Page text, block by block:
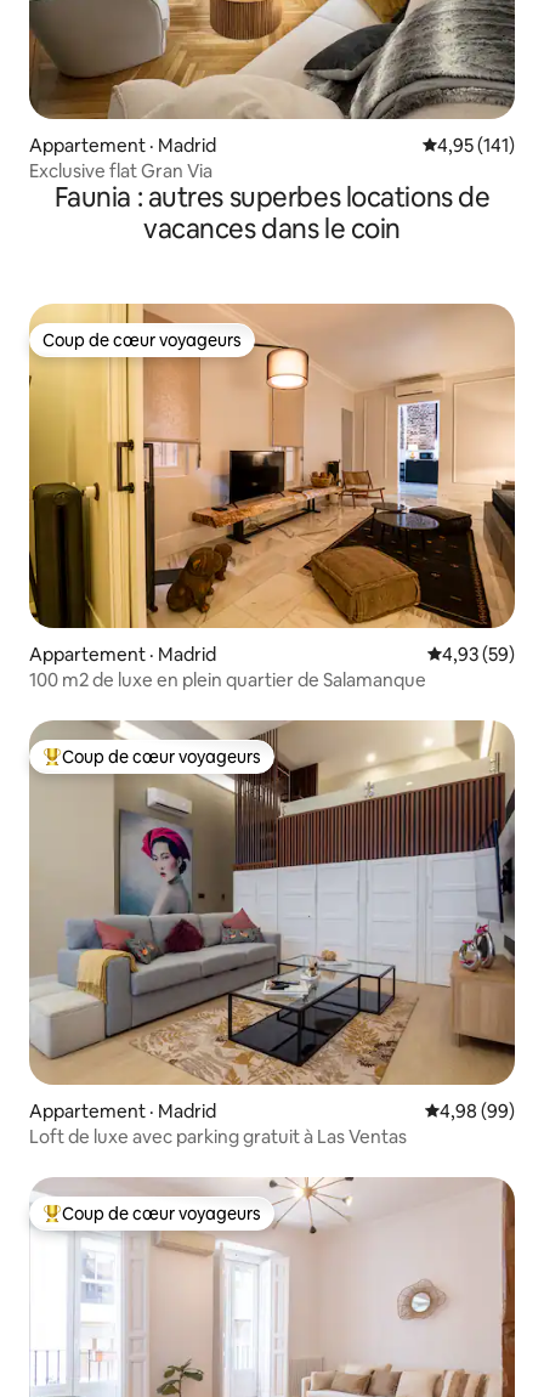
Appartement · Madrid Note
4,95 (141)
Exclusive flat Gran Via
Faunia : autres superbes locations de
vacances dans le coin
Coup de cœur voyageurs
Coup de cœur voyageurs
Appartement · Madrid Note
4,93 (59)
100 m2 de luxe en plein quartier de Salamanque
Coup de cœur voyageurs parmi les plus aimés
Coup de cœur voyageurs
Appartement · Madrid Note
4,98 (99)
Loft de luxe avec parking gratuit à Las Ventas
Coup de cœur voyageurs parmi les plus aimés
Coup de cœur voyageurs